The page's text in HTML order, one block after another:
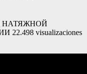
НАТЯЖНОЙ
visualizaciones